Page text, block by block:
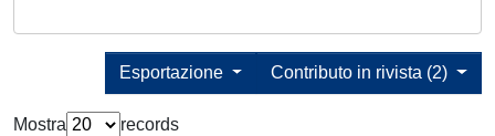
Contributo in rivista (2)
Esportazione
Mostra
records